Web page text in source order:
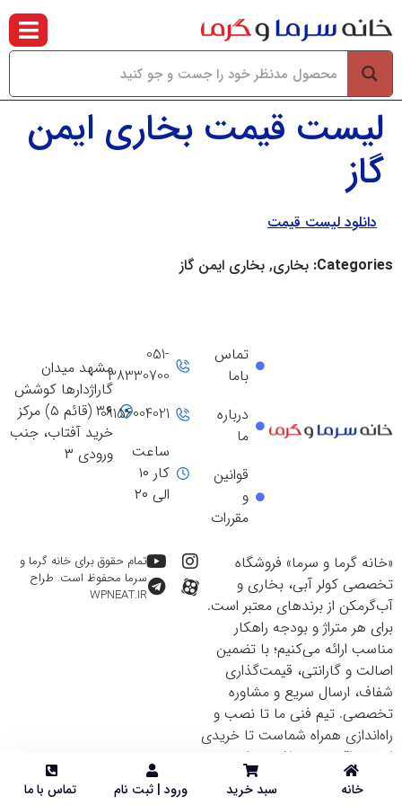
خانه سبد خرید ورود | ثبت نام تماس با ما
لیست قیمت بخاری ایمن
گاز
دانلود لیست قیمت
Categories: بخاری, بخاری ایمن گاز
مشهد میدان
گاراژدارها کوشش
۳۶ (قائم ۵) مرکز
خرید آفتاب، جنب
ورودی ۳
051-
38330700
09156004021
ساعت
کار ۱۰
الی ۲۰
تماس
باما
درباره
ما
قوانین
و
مقررات
«خانه گرما و سرما» فروشگاه
تخصصی کولر آبی، بخاری و
آب‌گرمکن از برندهای معتبر است.
برای هر متراژ و بودجه راهکار
مناسب ارائه می‌کنیم؛ با تضمین
اصالت و گارانتی، قیمت‌گذاری
شفاف، ارسال سریع و مشاوره
تخصصی. تیم فنی ما تا نصب و
راه‌اندازی همراه شماست تا خریدی
ایمن و اقتصادی داشته باشید.
تمام حقوق برای خانه گرما و
سرما محفوظ است. طراح
WPNEAT.IR